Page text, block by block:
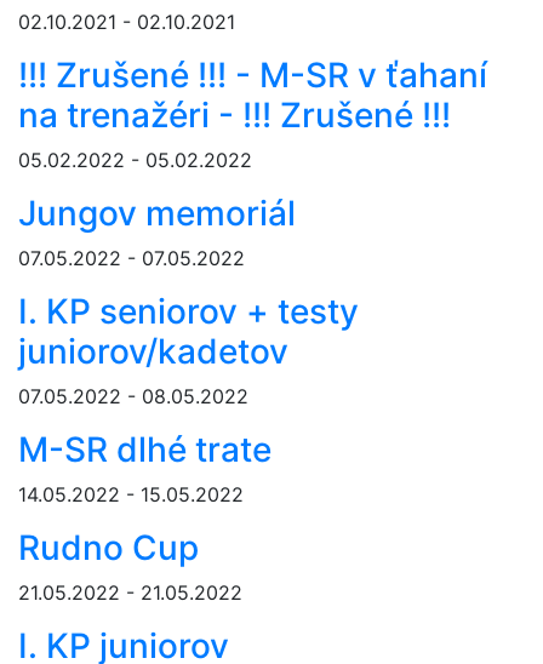
02.10.2021 - 02.10.2021
!!! Zrušené !!! - M-SR v ťahaní
na trenažéri - !!! Zrušené !!!
05.02.2022 - 05.02.2022
Jungov memoriál
07.05.2022 - 07.05.2022
I. KP seniorov + testy
juniorov/kadetov
07.05.2022 - 08.05.2022
M-SR dlhé trate
14.05.2022 - 15.05.2022
Rudno Cup
21.05.2022 - 21.05.2022
I. KP juniorov